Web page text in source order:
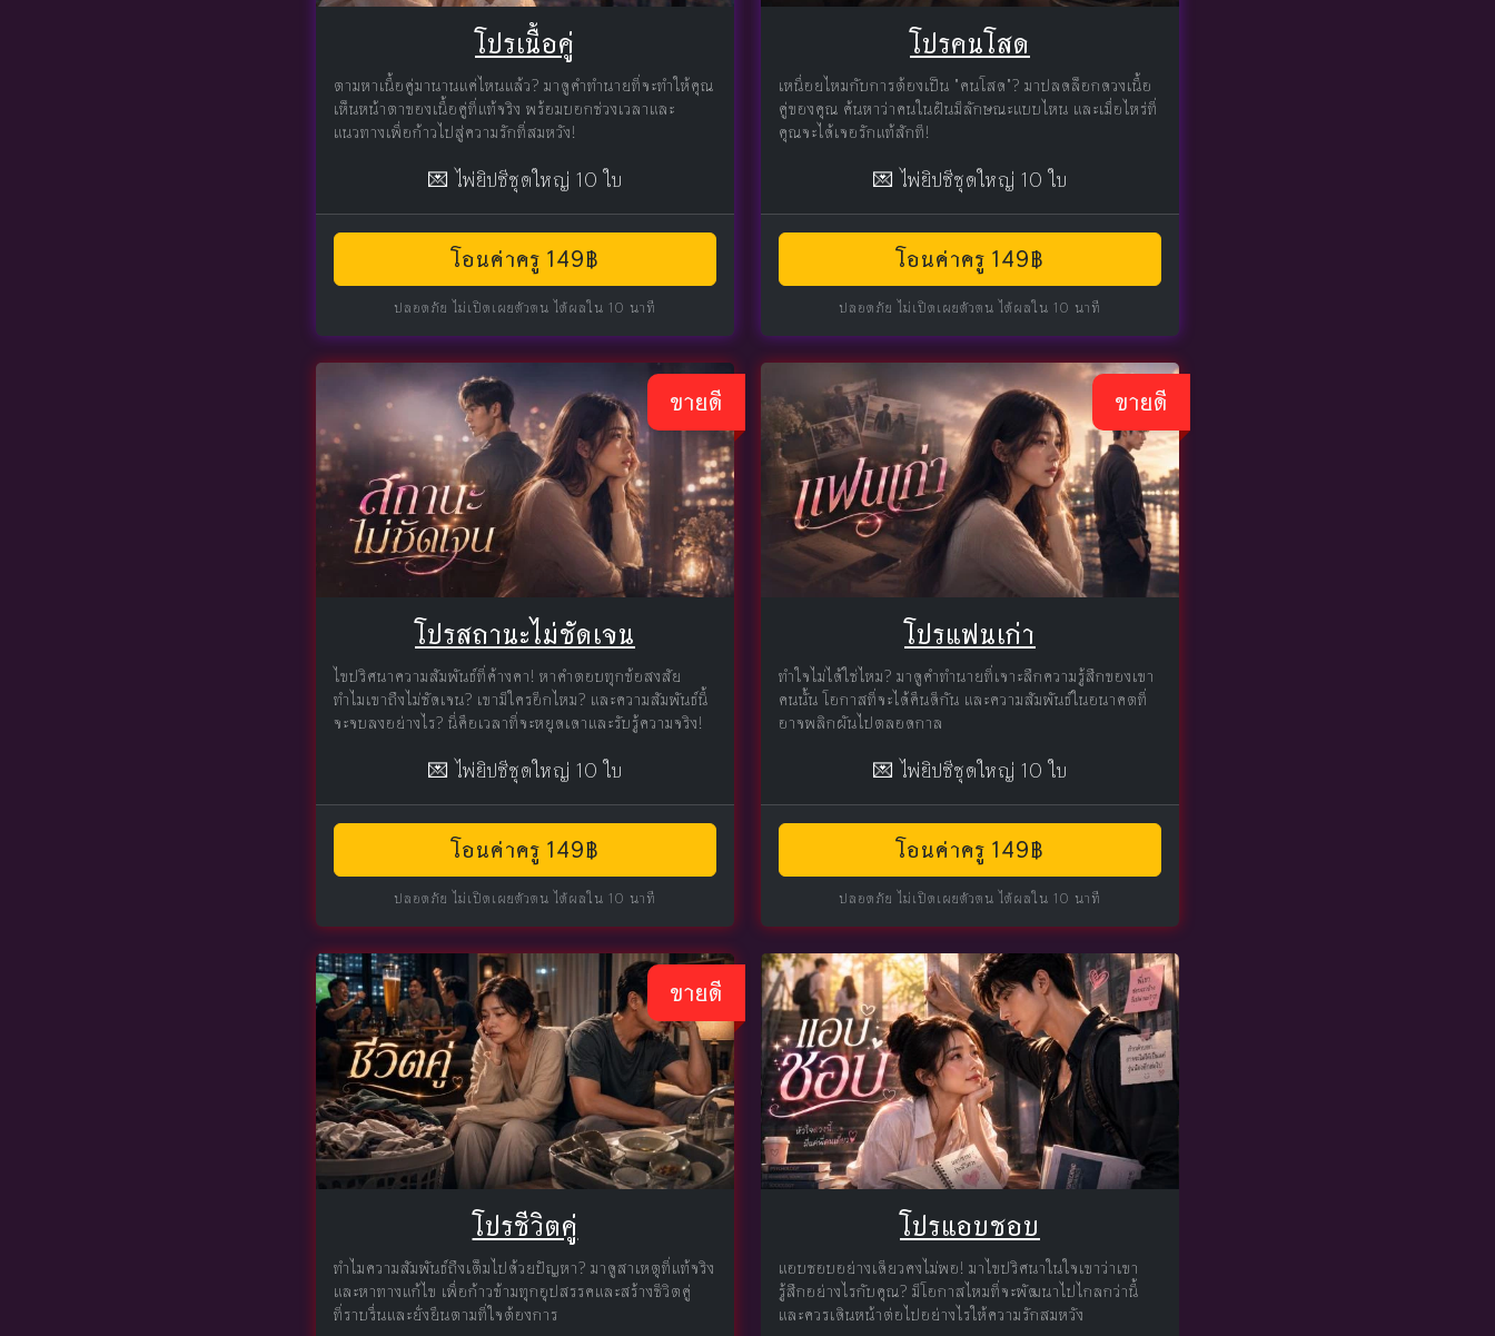
โปรเนื้อคู่
ตามหาเนื้อคู่มานานแค่ไหนแล้ว? มาดูคำทำนายที่จะทำให้คุณ
เห็นหน้าตาของเนื้อคู่ที่แท้จริง พร้อมบอกช่วงเวลาและ
แนวทางเพื่อก้าวไปสู่ความรักที่สมหวัง!
💌 ไพ่ยิปซีชุดใหญ่ 10 ใบ
โอนค่าครู 149฿
ปลอดภัย ไม่เปิดเผยตัวตน ได้ผลใน 10 นาที
โปรคนโสด
เหนื่อยไหมกับการต้องเป็น "คนโสด"? มาปลดล็อกดวงเนื้อ
คู่ของคุณ ค้นหาว่าคนในฝันมีลักษณะแบบไหน และเมื่อไหร่ที่
คุณจะได้เจอรักแท้สักที!
💌 ไพ่ยิปซีชุดใหญ่ 10 ใบ
โอนค่าครู 149฿
ปลอดภัย ไม่เปิดเผยตัวตน ได้ผลใน 10 นาที
ขายดี
โปรสถานะไม่ชัดเจน
ไขปริศนาความสัมพันธ์ที่ค้างคา! หาคำตอบทุกข้อสงสัย
ทำไมเขาถึงไม่ชัดเจน? เขามีใครอีกไหม? และความสัมพันธ์นี้
จะจบลงอย่างไร? นี่คือเวลาที่จะหยุดเดาและรับรู้ความจริง!
💌 ไพ่ยิปซีชุดใหญ่ 10 ใบ
โอนค่าครู 149฿
ปลอดภัย ไม่เปิดเผยตัวตน ได้ผลใน 10 นาที
ขายดี
โปรแฟนเก่า
ทำใจไม่ได้ใช่ไหม? มาดูคำทำนายที่เจาะลึกความรู้สึกของเขา
คนนั้น โอกาสที่จะได้คืนดีกัน และความสัมพันธ์ในอนาคตที่
อาจพลิกผันไปตลอดกาล
💌 ไพ่ยิปซีชุดใหญ่ 10 ใบ
โอนค่าครู 149฿
ปลอดภัย ไม่เปิดเผยตัวตน ได้ผลใน 10 นาที
ขายดี
โปรชีวิตคู่
ทำไมความสัมพันธ์ถึงเต็มไปด้วยปัญหา? มาดูสาเหตุที่แท้จริง
และหาทางแก้ไข เพื่อก้าวข้ามทุกอุปสรรคและสร้างชีวิตคู่
ที่ราบรื่นและยั่งยืนตามที่ใจต้องการ
โปรแอบชอบ
แอบชอบอย่างเดียวคงไม่พอ! มาไขปริศนาในใจเขาว่าเขา
รู้สึกอย่างไรกับคุณ? มีโอกาสไหมที่จะพัฒนาไปไกลกว่านี้
และควรเดินหน้าต่อไปอย่างไรให้ความรักสมหวัง